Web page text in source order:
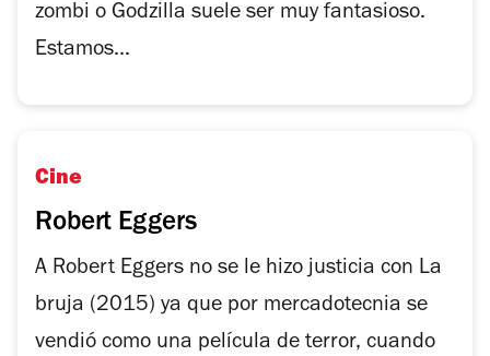
zombi o Godzilla suele ser muy fantasioso.
Estamos...
Cine
Robert Eggers
A Robert Eggers no se le hizo justicia con La
bruja (2015) ya que por mercadotecnia se
vendió como una película de terror, cuando